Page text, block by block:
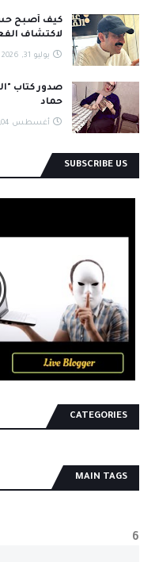
كيف أصبح
لاكتشاف
يوليو 31, 2026
صدور كتاب
حماد
أغسطس 04, 2026
SUBSCRIBE US
CATEGORIES
MAIN TAGS
6